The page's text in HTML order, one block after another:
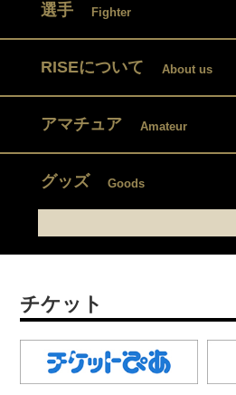
選手 Fighter
RISEについて About us
アマチュア Amateur
グッズ Goods
チケット